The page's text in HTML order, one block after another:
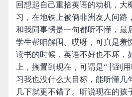
回想起自己重拾英语的动机，大
习，在地铁上被俩非洲友人问路
和我同事愣是一句都听不懂，最
学生帮咱解围。哎呀，可真是羞
读书的时候，英语不好也不坏，
上，搁置到现在，可谓是“书到
习我也没什么大目标，能听懂几
几下就更不错了。听说现在的孩